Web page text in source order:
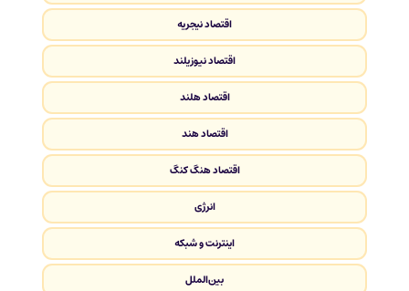
اقتصاد نیجریه
اقتصاد نیوزیلند
اقتصاد هلند
اقتصاد هند
اقتصاد هنگ کنگ
انرژی
اینترنت و شبکه
بین‌الملل